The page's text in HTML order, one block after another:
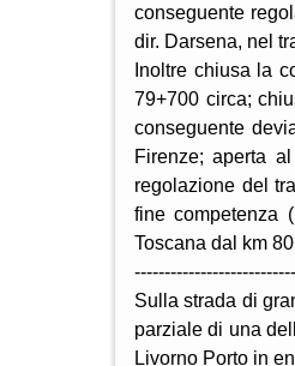
conseguente
dir. Darsena, nel
Inoltre chiusa la
79+700 circa;
conseguente
Firenze; aperta
regolazione del
fine competenza
Toscana dal km
Sulla strada di
parziale di una
Livorno Porto in